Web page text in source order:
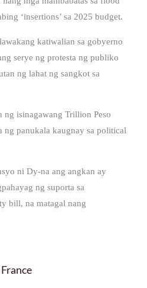
‘insertions’ sa 2025 budget.
katiwalian sa gobyerno
serye ng protesta ng publiko
ng lahat ng sangkot sa
ng isinagawang Trillion Peso
ng panukala kaugnay sa political
ni Dy-na ang angkan ay
ng suporta sa
bill, na matagal nang